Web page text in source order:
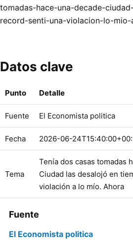
tomadas-hace-una-decade-
record-senti-una-violacion-lo-
Datos clave
Punto Detalle
Fuente El Economista politica
Fecha 2026-06-
Tema
Tenía dos casas tomadas
Ciudad las desalojó en
violación a lo mío. Ahora
Fuente
El Economista politica